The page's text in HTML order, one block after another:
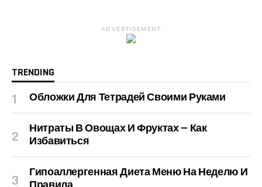
ADVERTISEMENT
TRENDING
Обложки Для Тетрадей Своими Руками
Нитраты В Овощах И Фруктах — Как
Избавиться
Гипоаллергенная Диета Меню На Неделю И